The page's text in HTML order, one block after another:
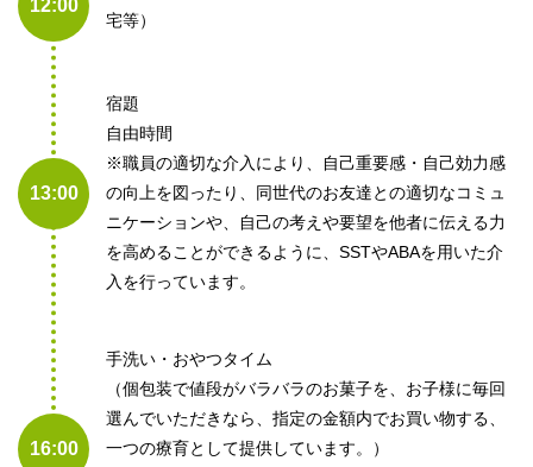
12:00
宅等）
13:00
宿題
自由時間
※職員の適切な介入により、自己重要感・自己効力感
の向上を図ったり、同世代のお友達との適切なコミュ
ニケーションや、自己の考えや要望を他者に伝える力
を高めることができるように、SSTやABAを用いた介
入を行っています。
16:00
手洗い・おやつタイム
（個包装で値段がバラバラのお菓子を、お子様に毎回
選んでいただきなら、指定の金額内でお買い物する、
一つの療育として提供しています。）